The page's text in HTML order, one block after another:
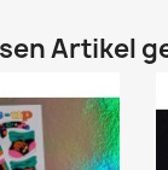
Artikel